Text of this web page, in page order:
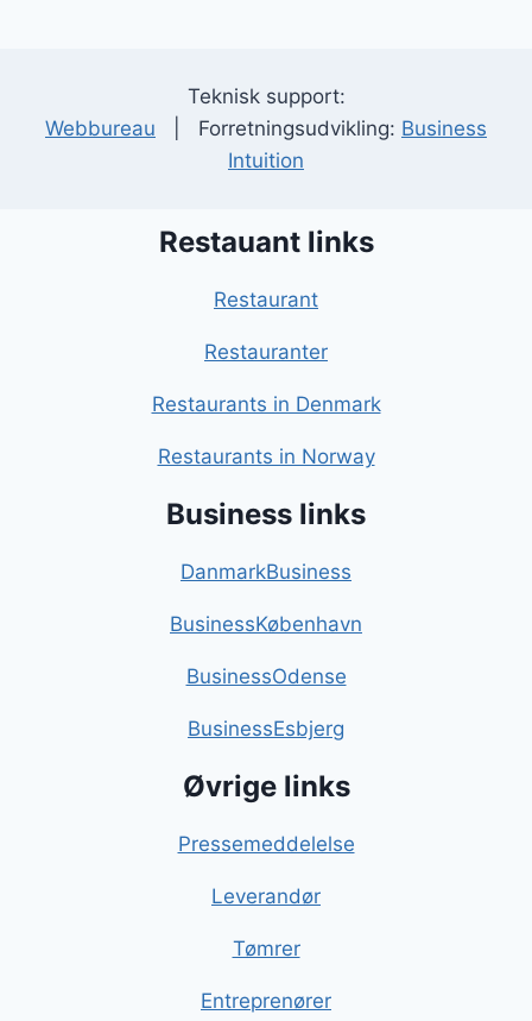
Teknisk support:
Webbureau | Forretningsudvikling: Business
Intuition
Restauant links
Restaurant
Restauranter
Restaurants in Denmark
Restaurants in Norway
Business links
DanmarkBusiness
BusinessKøbenhavn
BusinessOdense
BusinessEsbjerg
Øvrige links
Pressemeddelelse
Leverandør
Tømrer
Entreprenører